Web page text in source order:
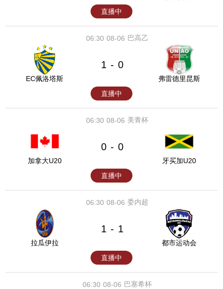
直播中
08-06
06:30 巴高乙
EC佩洛塔斯
1 - 0
弗雷德里昆斯
直播中
08-06
06:30 美青杯
加拿大U20
0 - 0
牙买加U20
直播中
08-06
06:30 委内超
拉瓜伊拉
1 - 1
都市运动会
直播中
08-06
06:30 巴塞希杯